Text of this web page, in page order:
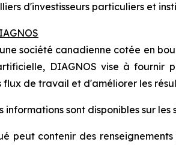
d'investisseurs particuliers et
société canadienne cotée en
DIAGNOS vise à fournir
flux de travail et d'améliorer les
informations sont disponibles sur les
peut contenir des